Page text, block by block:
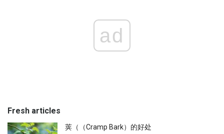
ad
Fresh articles
荚（（Cramp Bark）的好处